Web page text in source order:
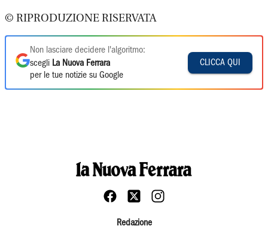
© RIPRODUZIONE RISERVATA
Non lasciare decidere l'algoritmo:
scegli La Nuova Ferrara
per le tue notizie su Google
CLICCA QUI
Redazione